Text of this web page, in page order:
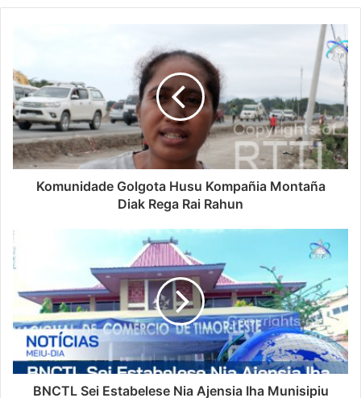
Komunidade Golgota Husu Kompañia Montaña
Diak Rega Rai Rahun
BNCTL Sei Estabelese Nia Ajensia Iha Munisipiu